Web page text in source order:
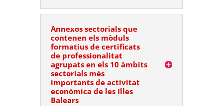
Annexos sectorials que
contenen els mòduls
formatius de certificats
de professionalitat
agrupats en els 10 àmbits
sectorials més
importants de activitat
econòmica de les Illes
Balears